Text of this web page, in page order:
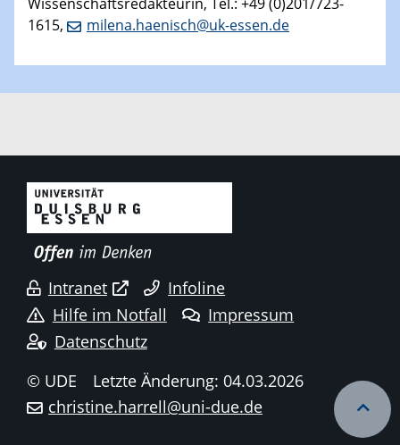
1615,
milena.haenisch@uk-essen.de
Intranet
Infoline
Hilfe im Notfall
Impressum
Datenschutz
© UDE
Letzte Änderung: 04.03.2026
christine.harrell@uni-due.de